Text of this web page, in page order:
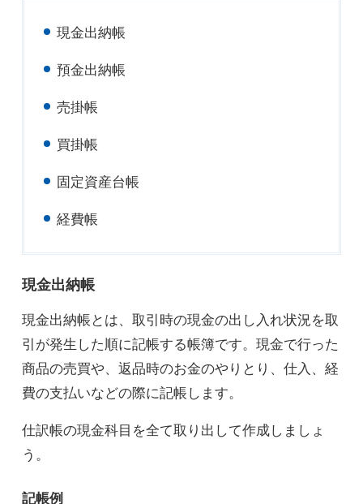
現金出納帳
預金出納帳
売掛帳
買掛帳
固定資産台帳
経費帳
現金出納帳
現金出納帳とは、取引時の現金の出し入れ状況を取
引が発生した順に記帳する帳簿です。現金で行った
商品の売買や、返品時のお金のやりとり、仕入、経
費の支払いなどの際に記帳します。
仕訳帳の現金科目を全て取り出して作成しましょ
う。
記帳例